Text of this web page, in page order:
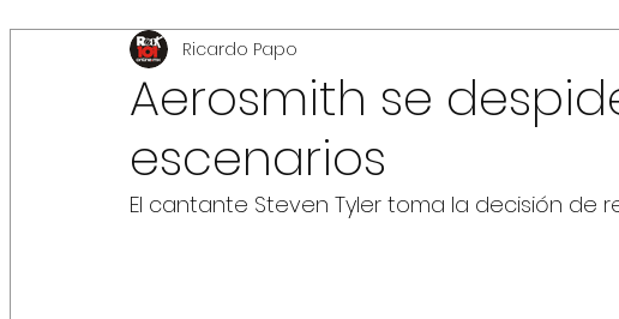
Aerosmith se
escenarios
Ricardo Papo
El cantante Steven Tyler toma la decisión de